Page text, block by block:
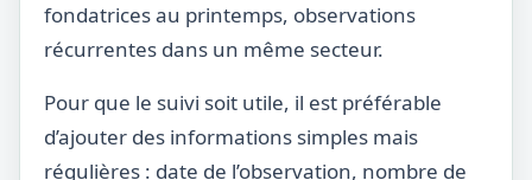
fondatrices au printemps, observations
récurrentes dans un même secteur.
Pour que le suivi soit utile, il est préférable
d’ajouter des informations simples mais
régulières : date de l’observation, nombre de